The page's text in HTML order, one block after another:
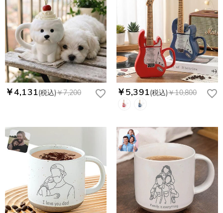
￥4,131(税込)￥7,200 ￥5,391(税込)￥10,800